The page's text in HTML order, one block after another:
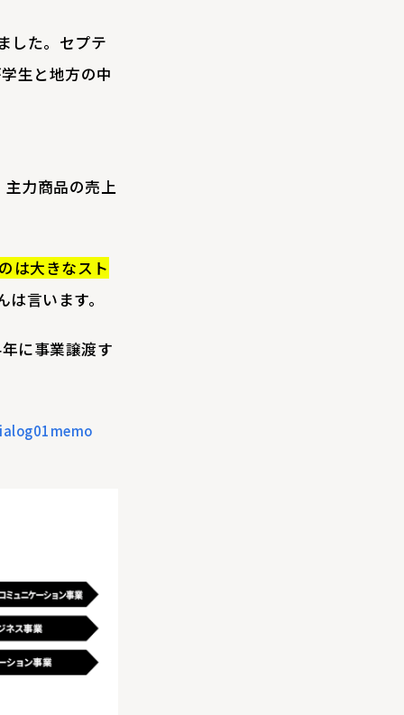
した。セプテ
生と地方の中
主力商品の売上
は大きなスト
言います。
に事業譲渡す